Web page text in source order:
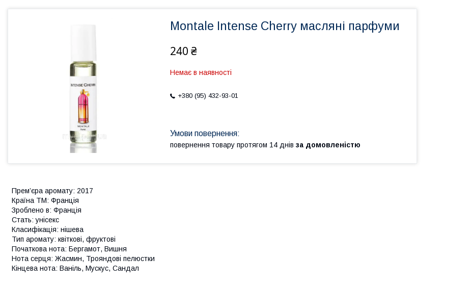
Montale Intense Cherry масляні парфуми
240 ₴
Немає в наявності
+380 (95) 432-93-01
повернення товару протягом 14 днів за домовленістю
Прем’єра аромату: 2017
Країна ТМ: Франція
Зроблено в: Франція
Стать: унісекс
Класифікація: нішева
Тип аромату: квіткові, фруктові
Початкова нота: Бергамот, Вишня
Нота серця: Жасмин, Трояндові пелюстки
Кінцева нота: Ваніль, Мускус, Сандал